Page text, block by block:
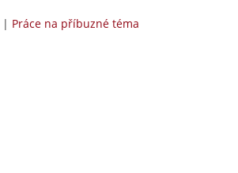
| Práce na příbuzné téma